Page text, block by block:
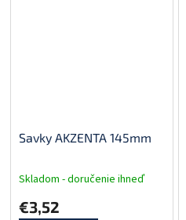
Savky AKZENTA 145mm
Skladom - doručenie ihneď
€3,52